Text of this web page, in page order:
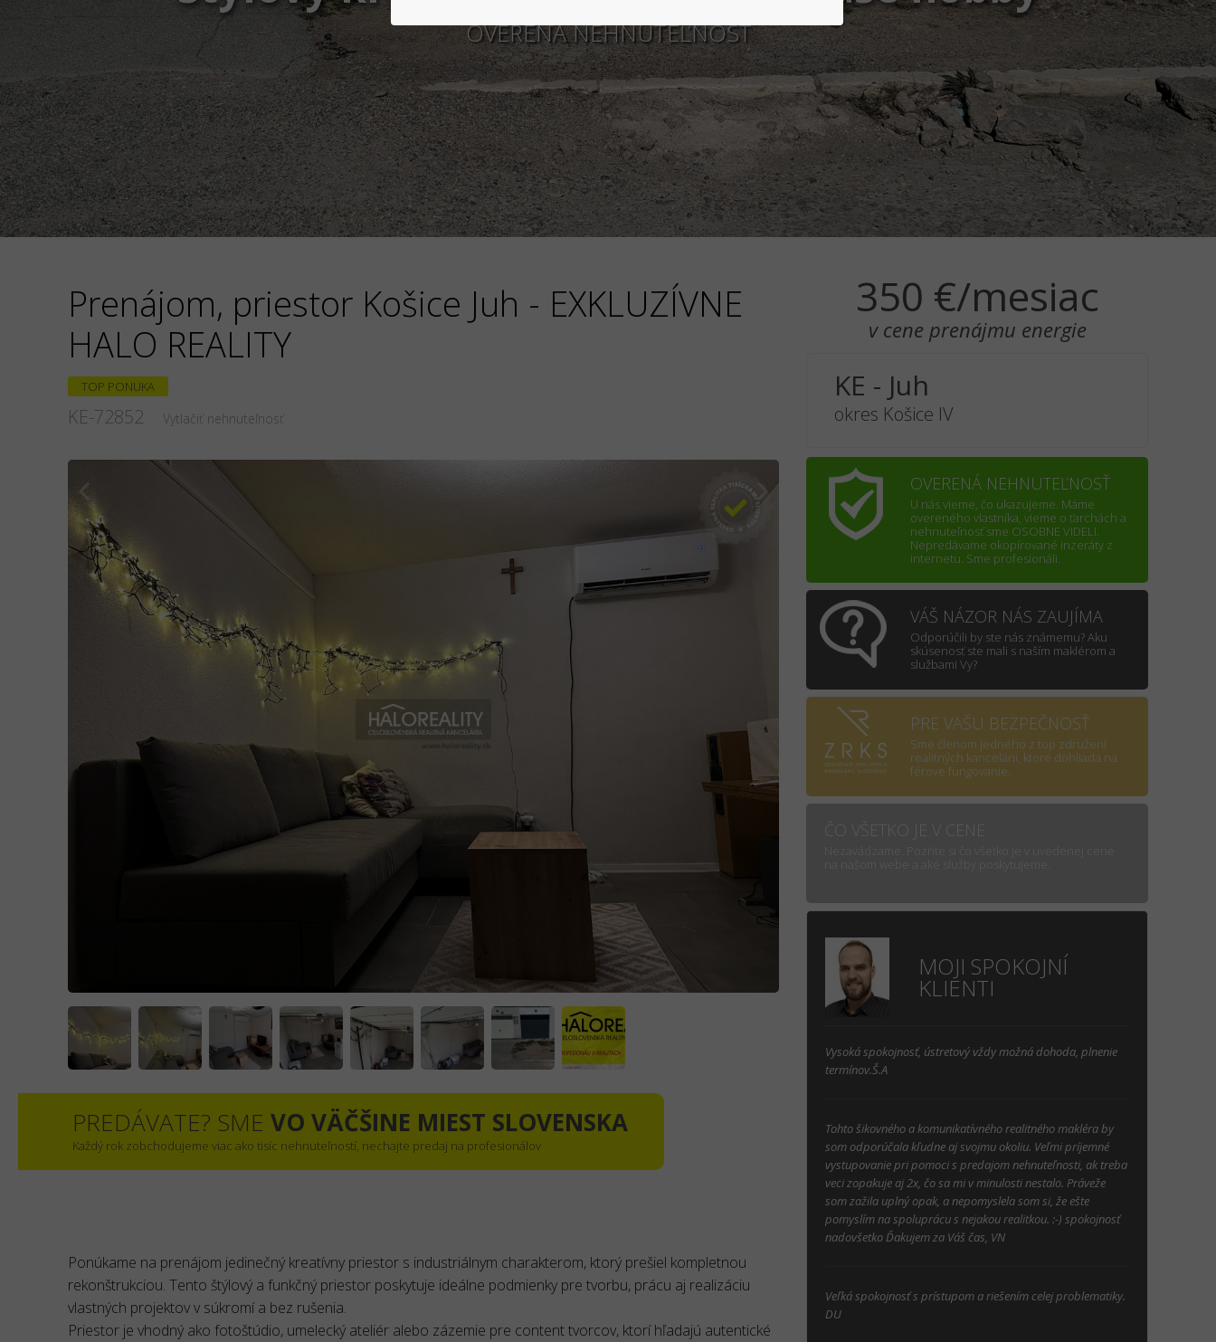
OVERENÁ NEHNUTEĽNOSŤ
Prenájom, priestor Košice Juh - EXKLUZÍVNE
HALO REALITY
TOP PONUKA
KE-72852 Vytlačiť nehnuteľnosť
350 €/mesiac
v cene prenájmu energie
KE - Juh
okres Košice IV
PREDÁVATE? SME VO VÄČŠINE MIEST SLOVENSKA
Každý rok zobchodujeme viac ako tisíc nehnuteľností, nechajte predaj na profesionálov
Ponúkame na prenájom jedinečný kreatívny priestor s industriálnym charakterom, ktorý prešiel kompletnou
rekonštrukciou. Tento štýlový a funkčný priestor poskytuje ideálne podmienky pre tvorbu, prácu aj realizáciu
vlastných projektov v súkromí a bez rušenia.
Priestor je vhodný ako fotoštúdio, umelecký ateliér alebo zázemie pre content tvorcov, ktorí hľadajú autentické
OVERENÁ NEHNUTEĽNOSŤ
U nás vieme, čo ukazujeme. Máme
overeného vlastníka, vieme o ťarchách a
nehnuteľnosť sme OSOBNE VIDELI.
Nepredávame okopírované inzeráty z
internetu. Sme profesionáli.
VÁŠ NÁZOR NÁS ZAUJÍMA
Odporúčili by ste nás známemu? Aku
skúsenosť ste mali s naším maklérom a
službami Vy?
PRE VAŠU BEZPEČNOSŤ
Sme členom jedného z top združení
realitných kancelárii, ktoré dohliada na
férove fungovanie.
ČO VŠETKO JE V CENE
MOJI SPOKOJNÍ
KLIENTI
Vysoká spokojnosť, ústretový vždy možná dohoda, plnenie
termínov.Š.A
Tohto šikovného a komunikatívného realitného makléra by
som odporúčala kľudne aj svojmu okoliu. Veľmi príjemné
vystupovanie pri pomoci s predajom nehnuteľnosti, ak treba
veci zopakuje aj 2x, čo sa mi v minulosti nestalo. Práveže
som zažila uplný opak, a nepomyslela som si, že ešte
pomyslím na spoluprácu s nejakou realitkou. :-) spokojnosť
nadovšetko Ďakujem za Váš čas, VN
Veľká spokojnosť s prístupom a riešením celej problematiky.
DU